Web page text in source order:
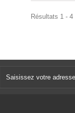
Résultats 1 - 4